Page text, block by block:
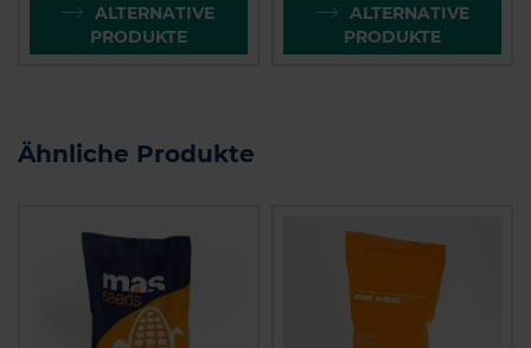
ALTERNATIVE
PRODUKTE
ALTERNATIVE
PRODUKTE
Ähnliche Produkte